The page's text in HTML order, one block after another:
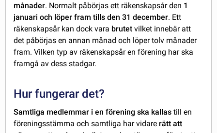
månader. Normalt påbörjas ett räkenskapsår den 1
januari och löper fram tills den 31 december. Ett
räkenskapsår kan dock vara brutetvilket innebär att
det påbörjas en annan månad och löper tolv månader
fram. Vilken typ av räkenskapsår en förening har ska
framgå av dess stadgar.
Hur fungerar det?
Samtliga medlemmar i en förening ska kallas till en
föreningsstämma och samtliga har vidare rätt att